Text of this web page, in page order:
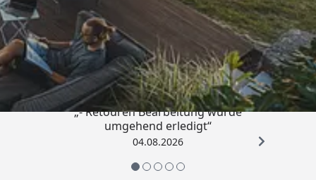
Trusted Shops
4,81/ 5
„- Retouren Bearbeitung wurde
umgehend erledigt“
04.08.2026